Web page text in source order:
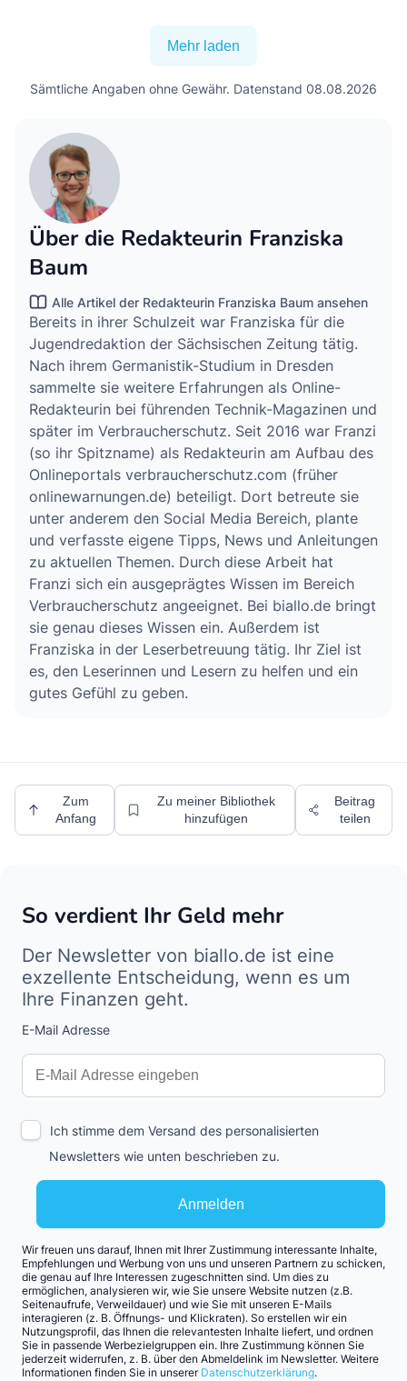
Mehr laden
Sämtliche Angaben ohne Gewähr. Datenstand 08.08.2026
Über die Redakteurin Franziska
Baum
Alle Artikel der Redakteurin Franziska Baum ansehen
Bereits in ihrer Schulzeit war Franziska für die
Jugendredaktion der Sächsischen Zeitung tätig.
Nach ihrem Germanistik-Studium in Dresden
sammelte sie weitere Erfahrungen als Online-
Redakteurin bei führenden Technik-Magazinen und
später im Verbraucherschutz. Seit 2016 war Franzi
(so ihr Spitzname) als Redakteurin am Aufbau des
Onlineportals verbraucherschutz.com (früher
onlinewarnungen.de) beteiligt. Dort betreute sie
unter anderem den Social Media Bereich, plante
und verfasste eigene Tipps, News und Anleitungen
zu aktuellen Themen. Durch diese Arbeit hat
Franzi sich ein ausgeprägtes Wissen im Bereich
Verbraucherschutz angeeignet. Bei biallo.de bringt
sie genau dieses Wissen ein. Außerdem ist
Franziska in der Leserbetreuung tätig. Ihr Ziel ist
es, den Leserinnen und Lesern zu helfen und ein
gutes Gefühl zu geben.
Zum
Anfang
Zu meiner Bibliothek
hinzufügen
Beitrag
teilen
So verdient Ihr Geld mehr
Der Newsletter von biallo.de ist eine
exzellente Entscheidung, wenn es um
Ihre Finanzen geht.
E-Mail Adresse
Interests
Amount
Anmelden
Ich stimme dem Versand des personalisierten
Newsletters wie unten beschrieben zu.
Wir freuen uns darauf, Ihnen mit Ihrer Zustimmung interessante Inhalte,
Empfehlungen und Werbung von uns und unseren Partnern zu schicken,
die genau auf Ihre Interessen zugeschnitten sind. Um dies zu
ermöglichen, analysieren wir, wie Sie unsere Website nutzen (z.B.
Seitenaufrufe, Verweildauer) und wie Sie mit unseren E-Mails
interagieren (z. B. Öffnungs- und Klickraten). So erstellen wir ein
Nutzungsprofil, das Ihnen die relevantesten Inhalte liefert, und ordnen
Sie in passende Werbezielgruppen ein. Ihre Zustimmung können Sie
jederzeit widerrufen, z. B. über den Abmeldelink im Newsletter. Weitere
Informationen finden Sie in unserer Datenschutzerklärung.